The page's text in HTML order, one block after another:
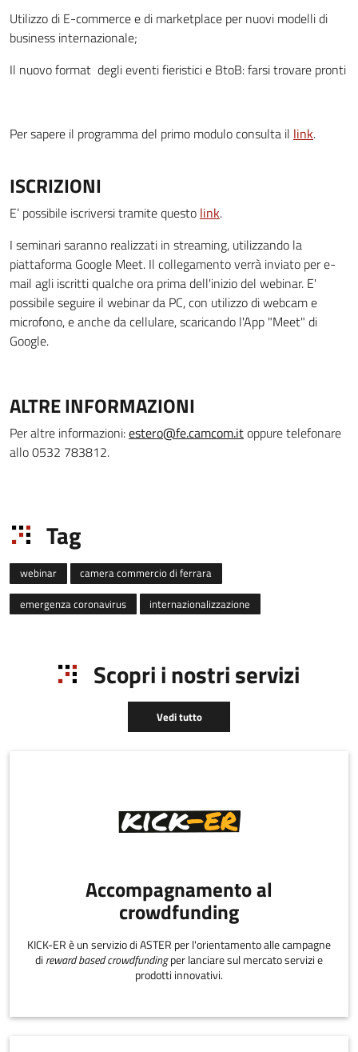
Utilizzo di E-commerce e di marketplace per nuovi modelli di
business internazionale;
Il nuovo format degli eventi fieristici e BtoB: farsi trovare pronti
Per sapere il programma del primo modulo consulta il link.
ISCRIZIONI
E’ possibile iscriversi tramite questo link.
I seminari saranno realizzati in streaming, utilizzando la
piattaforma Google Meet. Il collegamento verrà inviato per e-
mail agli iscritti qualche ora prima dell'inizio del webinar. E'
possibile seguire il webinar da PC, con utilizzo di webcam e
microfono, e anche da cellulare, scaricando l'App "Meet" di
Google.
ALTRE INFORMAZIONI
Per altre informazioni:estero@fe.camcom.itoppure telefonare
allo 0532 783812.
Tag
webinar
camera commercio di ferrara
emergenza coronavirus
internazionalizzazione
Scopri i nostri servizi
Vedi tutto
Accompagnamento al
crowdfunding
KICK-ER è un servizio di ASTER per l'orientamento alle campagne
di reward based crowdfundingper lanciare sul mercato servizi e
prodotti innovativi.